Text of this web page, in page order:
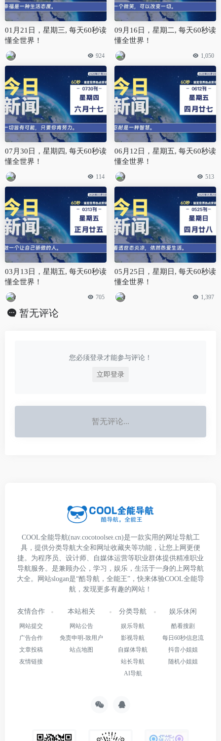
01月21日，星期三, 每天60秒读
懂全世界！
924
09月16日，星期二, 每天60秒读
懂全世界！
1,050
07月30日，星期四, 每天60秒读
懂全世界！
114
06月12日，星期五, 每天60秒读
懂全世界！
513
03月13日，星期五, 每天60秒读
懂全世界！
705
05月25日，星期日, 每天60秒读
懂全世界！
1,397
暂无评论
您必须登录才能参与评论！
立即登录
暂无评论...
COOL全能导航(nav.cocotoolset.cn)是一款实用的网址导航工
具，提供分类导航大全和网址收藏夹等功能，让您上网更便
捷。为程序员、设计师、自媒体运营等职业群体提供精准职业
导航服务。是兼顾办公，学习，娱乐，生活于一身的上网导航
大全。网站slogan是“酷导航，全能王”，快来体验COOL全能导
航，发现更多有趣的网站！
友情合作
网站提交
广告合作
文章投稿
友情链接
本站相关
网站公告
免责申明-致用户
站点地图
分类导航
娱乐导航
影视导航
自媒体导航
站长导航
AI导航
娱乐休闲
酷看搜剧
每日60秒信息流
抖音小姐姐
随机小姐姐